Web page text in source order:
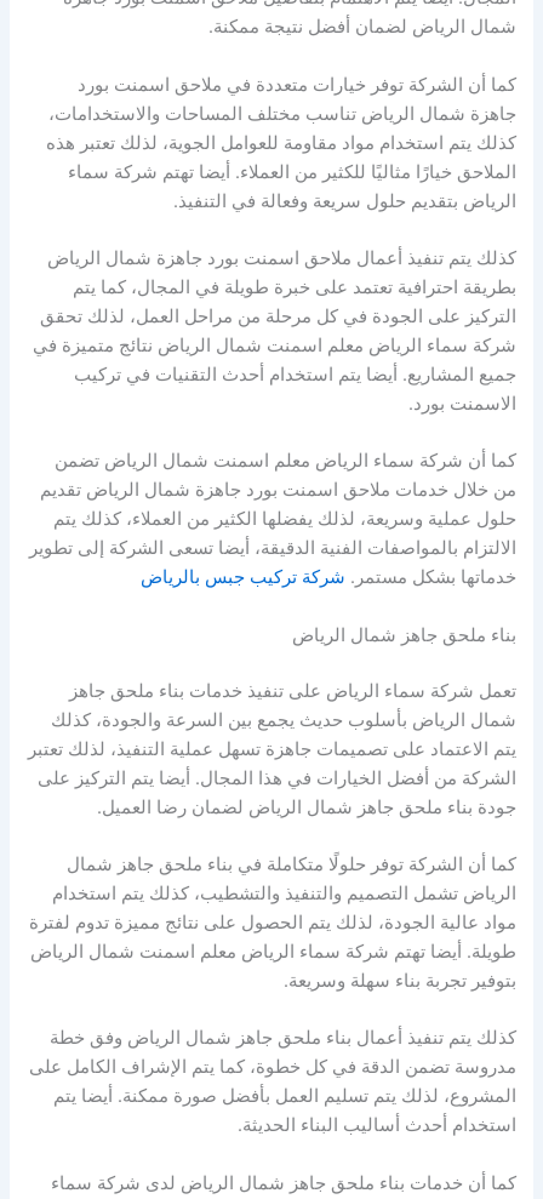
شمال الرياض لضمان أفضل نتيجة ممكنة.
كما أن الشركة توفر خيارات متعددة في ملاحق اسمنت بورد
جاهزة شمال الرياض تناسب مختلف المساحات والاستخدامات،
كذلك يتم استخدام مواد مقاومة للعوامل الجوية، لذلك تعتبر هذه
الملاحق خيارًا مثاليًا للكثير من العملاء. أيضا تهتم شركة سماء
الرياض بتقديم حلول سريعة وفعالة في التنفيذ.
كذلك يتم تنفيذ أعمال ملاحق اسمنت بورد جاهزة شمال الرياض
بطريقة احترافية تعتمد على خبرة طويلة في المجال، كما يتم
التركيز على الجودة في كل مرحلة من مراحل العمل، لذلك تحقق
شركة سماء الرياض معلم اسمنت شمال الرياض نتائج متميزة في
جميع المشاريع. أيضا يتم استخدام أحدث التقنيات في تركيب
الاسمنت بورد.
كما أن شركة سماء الرياض معلم اسمنت شمال الرياض تضمن
من خلال خدمات ملاحق اسمنت بورد جاهزة شمال الرياض تقديم
حلول عملية وسريعة، لذلك يفضلها الكثير من العملاء، كذلك يتم
الالتزام بالمواصفات الفنية الدقيقة، أيضا تسعى الشركة إلى تطوير
خدماتها بشكل مستمر. شركة تركيب جبس بالرياض
بناء ملحق جاهز شمال الرياض
تعمل شركة سماء الرياض على تنفيذ خدمات بناء ملحق جاهز
شمال الرياض بأسلوب حديث يجمع بين السرعة والجودة، كذلك
يتم الاعتماد على تصميمات جاهزة تسهل عملية التنفيذ، لذلك تعتبر
الشركة من أفضل الخيارات في هذا المجال. أيضا يتم التركيز على
جودة بناء ملحق جاهز شمال الرياض لضمان رضا العميل.
كما أن الشركة توفر حلولًا متكاملة في بناء ملحق جاهز شمال
الرياض تشمل التصميم والتنفيذ والتشطيب، كذلك يتم استخدام
مواد عالية الجودة، لذلك يتم الحصول على نتائج مميزة تدوم لفترة
طويلة. أيضا تهتم شركة سماء الرياض معلم اسمنت شمال الرياض
بتوفير تجربة بناء سهلة وسريعة.
كذلك يتم تنفيذ أعمال بناء ملحق جاهز شمال الرياض وفق خطة
مدروسة تضمن الدقة في كل خطوة، كما يتم الإشراف الكامل على
المشروع، لذلك يتم تسليم العمل بأفضل صورة ممكنة. أيضا يتم
استخدام أحدث أساليب البناء الحديثة.
كما أن خدمات بناء ملحق جاهز شمال الرياض لدى شركة سماء